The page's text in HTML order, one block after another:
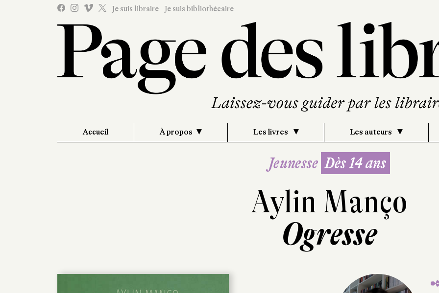
Je suis libraire Je suis bibliothécaire
Accueil À propos Les livres Les auteurs
Jeunesse Dès 14 ans
Aylin Manço
Ogresse